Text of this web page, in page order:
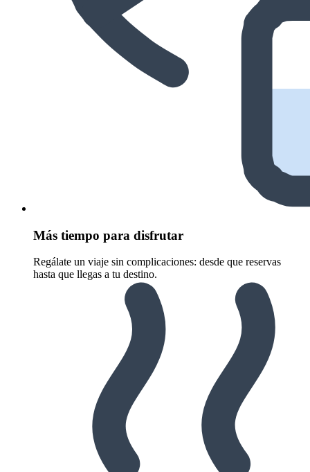
Más tiempo para disfrutar
Regálate un viaje sin complicaciones: desde que reservas
hasta que llegas a tu destino.